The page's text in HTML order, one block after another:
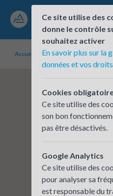
Accueil Établissements inscrits
Ce site utilise des
donne le contrôle
souhaitez activer
En savoir plus sur la
données et vos droits
Cookies
Ce site utilise des
son bon
pas être désactivés.
Google Analytics
Ce site utilise des
pour analyser sa
est responsable du